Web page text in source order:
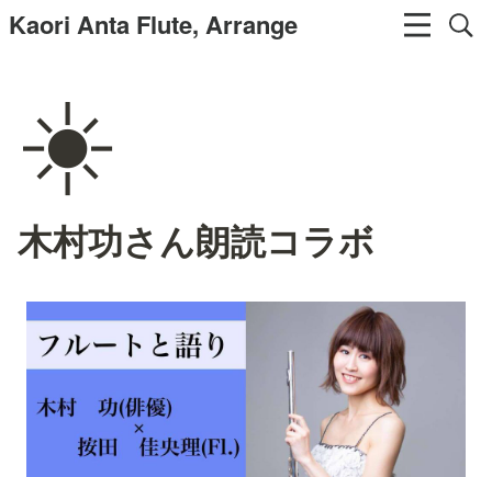
Kaori Anta Flute, Arrange
☀️
木村功さん朗読コラボ